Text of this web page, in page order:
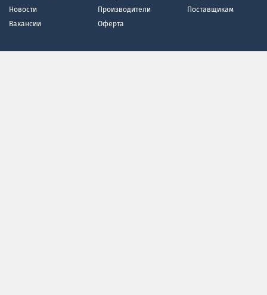
Новости
Вакансии
Производители
Оферта
Поставщикам